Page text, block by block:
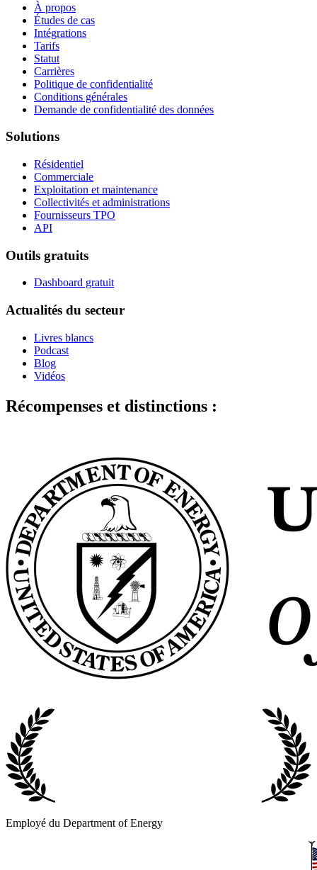
À propos
Études de cas
Intégrations
Tarifs
Statut
Carrières
Politique de confidentialité
Conditions générales
Demande de confidentialité des données
Solutions
Résidentiel
Commerciale
Exploitation et maintenance
Collectivités et administrations
Fournisseurs TPO
API
Outils gratuits
Dashboard gratuit
Actualités du secteur
Livres blancs
Podcast
Blog
Vidéos
Récompenses et distinctions :
Employé du Department of Energy